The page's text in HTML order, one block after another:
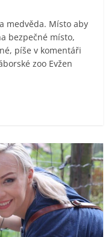
medvěda. Místo aby
bezpečné místo,
píše v komentáři
zoo Evžen